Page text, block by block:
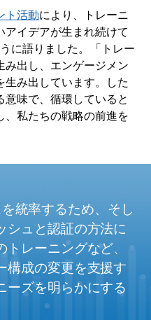
ト活動により、トレーニ
アイデアが生まれ続けて
に語りました。「トレー
み出し、エンゲージメン
生み出しています。した
味で、循環していると
私たちの戦略の前進を
統率するため、そし
シュと認証の方法に
レーニングなど、
構成の変更を支援す
ーズを明らかにする